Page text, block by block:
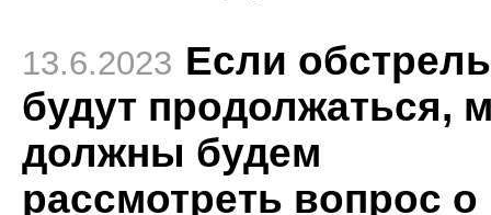
13.6.2023 Если
будут продолжаться,
должны будем
рассмотреть вопрос о